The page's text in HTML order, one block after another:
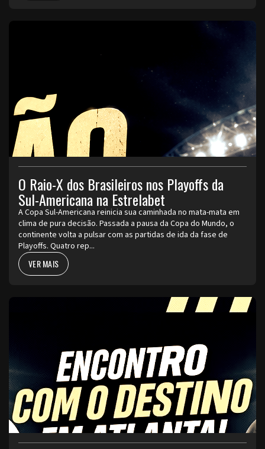
O Raio-X dos Brasileiros nos Playoffs da
Sul-Americana na Estrelabet
A Copa Sul-Americana reinicia sua caminhada no mata-mata em
clima de pura decisão. Passada a pausa da Copa do Mundo, o
continente volta a pulsar com as partidas de ida da fase de
Playoffs. Quatro rep...
VER MAIS